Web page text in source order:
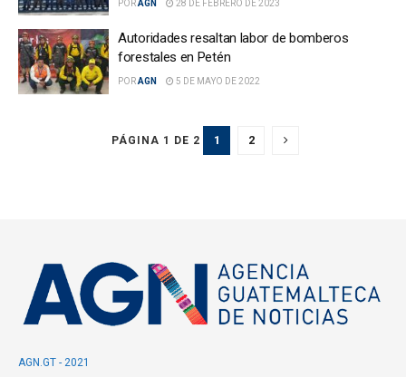
PORAGN 28 DE FEBRERO DE 2023
Autoridades resaltan labor de bomberos
forestales en Petén
PORAGN 5 DE MAYO DE 2022
PÁGINA 1 DE 2 1 2
AGN.GT - 2021